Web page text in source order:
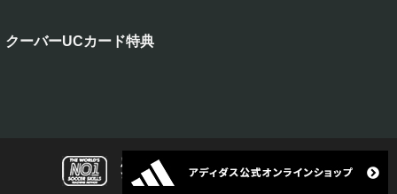
クーバーUCカード特典